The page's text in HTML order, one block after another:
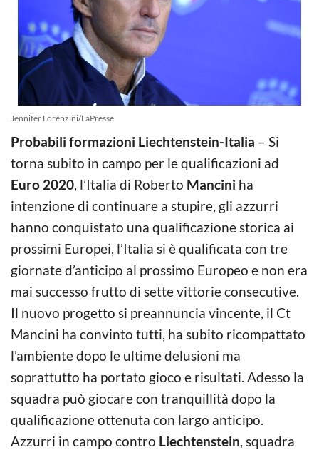
Jennifer Lorenzini/LaPresse
Probabili formazioni Liechtenstein-Italia – Si
torna subito in campo per le qualificazioni ad
Euro 2020, l’Italia di Roberto Mancini ha
intenzione di continuare a stupire, gli azzurri
hanno conquistato una qualificazione storica ai
prossimi Europei, l’Italia si è qualificata con tre
giornate d’anticipo al prossimo Europeo e non era
mai successo frutto di sette vittorie consecutive.
Il nuovo progetto si preannuncia vincente, il Ct
Mancini ha convinto tutti, ha subito ricompattato
l’ambiente dopo le ultime delusioni ma
soprattutto ha portato gioco e risultati. Adesso la
squadra può giocare con tranquillità dopo la
qualificazione ottenuta con largo anticipo.
Azzurri in campo contro Liechtenstein, squadra